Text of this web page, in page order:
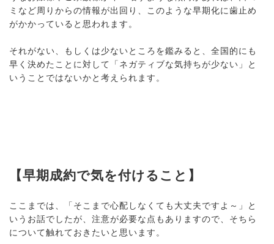
ミなど周りからの情報が出回り、このような早期化に歯止め
がかかっていると思われます。
それがない、もしくは少ないところを鑑みると、全国的にも
早く決めたことに対して「ネガティブな気持ちが少ない」と
いうことではないかと考えられます。
【早期成約で気を付けること】
ここまでは、「そこまで心配しなくても大丈夫ですよ～」と
いうお話でしたが、注意が必要な点もありますので、そちら
について触れておきたいと思います。